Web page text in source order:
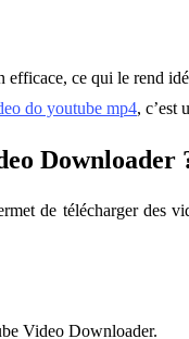
ce qui le rend
do youtube mp4, c’est
Downloader
de télécharger des
Video Downloader.